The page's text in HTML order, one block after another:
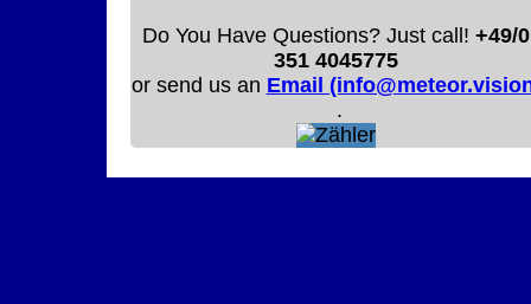
Do You Have Questions? Just call!+49/0
351 4045775
or send us an Email
.